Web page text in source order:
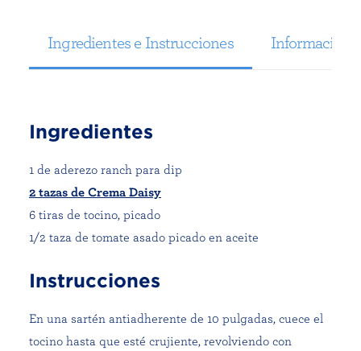
Ingredientes e Instrucciones Información
Ingredientes
1 de aderezo ranch para dip
2 tazas de Crema Daisy
6 tiras de tocino, picado
1/2 taza de tomate asado picado en aceite
Instrucciones
En una sartén antiadherente de 10 pulgadas, cuece el
tocino hasta que esté crujiente, revolviendo con